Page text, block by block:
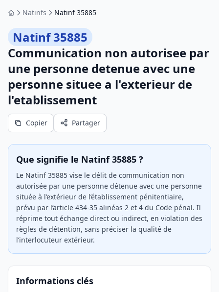
AccueilNatinfs Natinf 35885
Natinf 35885
Communication non autorisee par
une personne detenue avec une
personne situee a l'exterieur de
l'etablissement
Copier Partager
Que signifie le Natinf 35885 ?
Le Natinf 35885 vise le délit de communication non
autorisée par une personne détenue avec une personne
située à l’extérieur de l’établissement pénitentiaire,
prévu par l’article 434-35 alinéas 2 et 4 du Code pénal. Il
réprime tout échange direct ou indirect, en violation des
règles de détention, sans préciser la qualité de
l’interlocuteur extérieur.
Informations clés